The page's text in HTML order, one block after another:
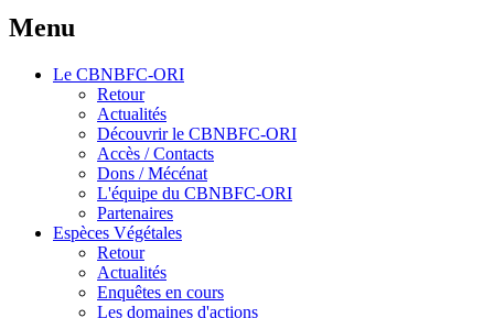
Menu
Le CBNBFC-ORI
Retour
Actualités
Découvrir le CBNBFC-ORI
Accès / Contacts
Dons / Mécénat
L'équipe du CBNBFC-ORI
Partenaires
Espèces Végétales
Retour
Actualités
Enquêtes en cours
Les domaines d'actions